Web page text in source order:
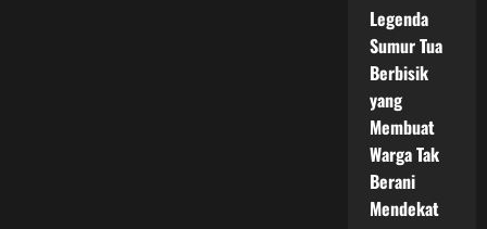
Legenda
Sumur Tua
Berbisik
yang
Membuat
Warga Tak
Berani
Mendekat